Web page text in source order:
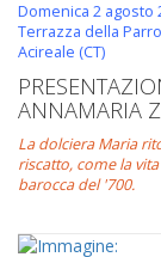
Domenica 2 agosto
Terrazza della
Acireale (CT)
ANNAMARIA
La dolciera Maria
riscatto, come la
barocca del '700.